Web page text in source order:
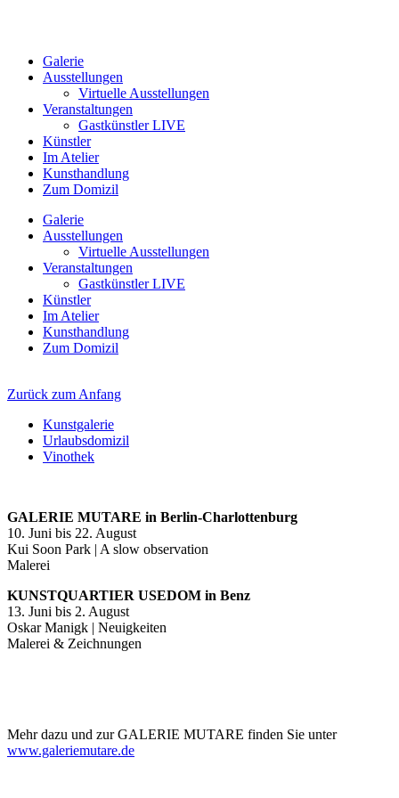
Galerie
Ausstellungen
Virtuelle Ausstellungen
Veranstaltungen
Gastkünstler LIVE
Künstler
Im Atelier
Kunsthandlung
Zum Domizil
Galerie
Ausstellungen
Virtuelle Ausstellungen
Veranstaltungen
Gastkünstler LIVE
Künstler
Im Atelier
Kunsthandlung
Zum Domizil
Zurück zum Anfang
Kunstgalerie
Urlaubsdomizil
Vinothek
GALERIE MUTARE in Berlin-Charlottenburg
10. Juni bis 22. August
Kui Soon Park | A slow observation
Malerei
KUNSTQUARTIER USEDOM in Benz
13. Juni bis 2. August
Oskar Manigk | Neuigkeiten
Malerei & Zeichnungen
Mehr dazu und zur GALERIE MUTARE finden Sie unter
www.galeriemutare.de